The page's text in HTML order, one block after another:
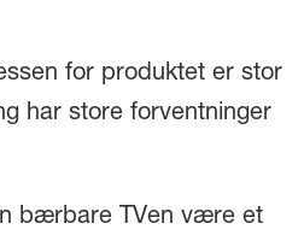
for produktet er stor
har store forventninger
bærbare TVen være et